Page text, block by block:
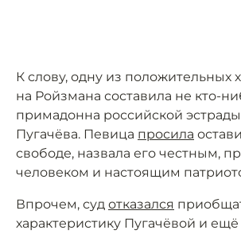
К слову, одну из положительных
на Ройзмана составила не кто-
примадонна российской
Пугачёва. Певица просила
свободе, назвала его честным,
человеком и настоящим
Впрочем, суд отказался
характеристику Пугачёвой и